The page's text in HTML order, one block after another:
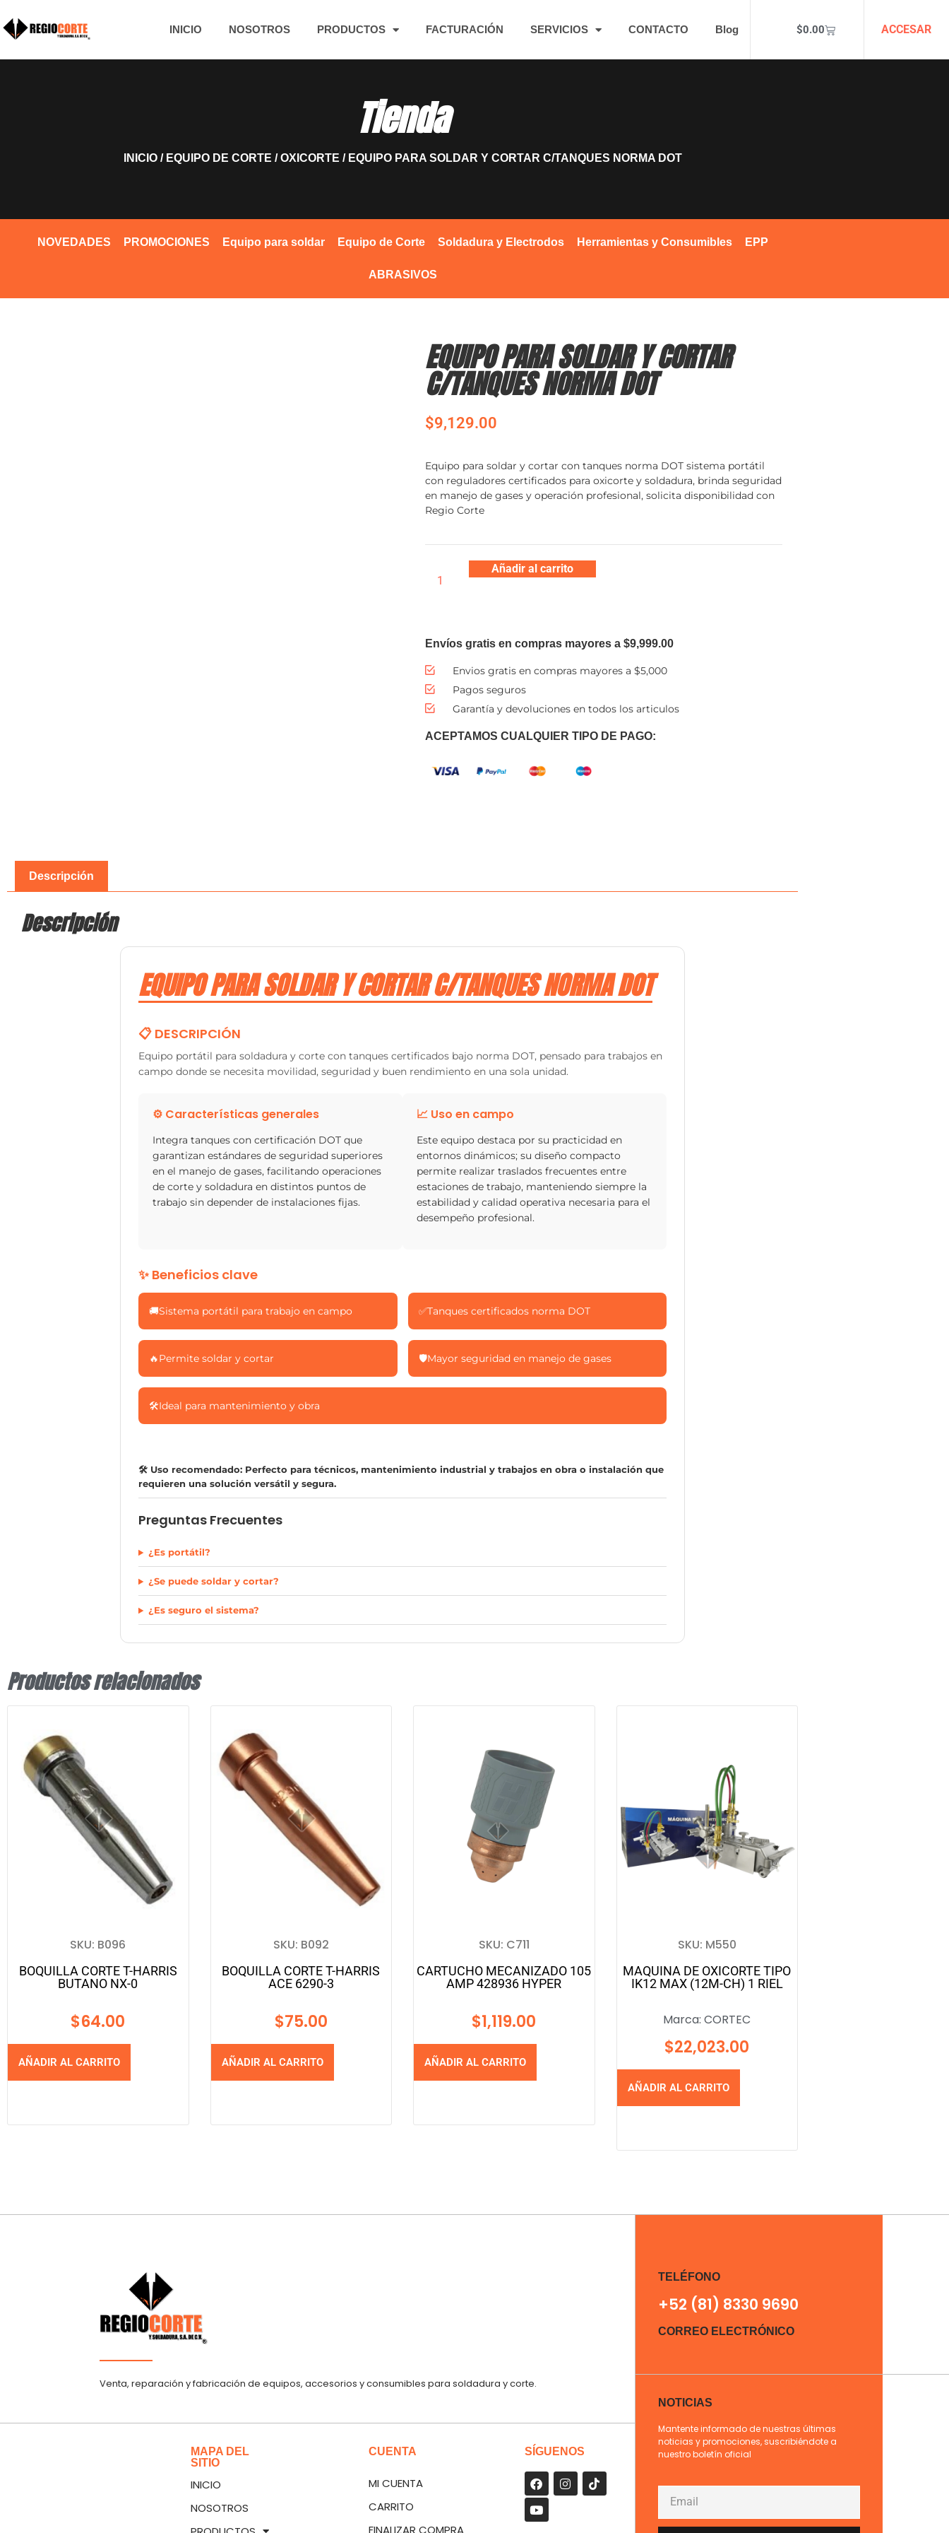
INICIO NOSOTROS PRODUCTOS FACTURACIÓN SERVICIOS CONTACTO Blog $0.00 ACCESAR
Tienda
INICIO/ EQUIPO DE CORTE /OXICORTE / EQUIPO PARA SOLDAR Y CORTAR C/TANQUES NORMA DOT
NOVEDADES PROMOCIONES Equipo para soldar Equipo de Corte Soldadura y Electrodos Herramientas y Consumibles EPP
ABRASIVOS
EQUIPO PARA SOLDAR Y CORTAR
C/TANQUES NORMA DOT
$9,129.00
Equipo para soldar y cortar con tanques norma DOT sistema portátil
con reguladores certificados para oxicorte y soldadura, brinda seguridad
en manejo de gases y operación profesional, solicita disponibilidad con
Regio Corte
Añadir al carrito
Envíos gratis en compras mayores a $9,999.00
Envios gratis en compras mayores a $5,000
Pagos seguros
Garantía y devoluciones en todos los articulos
ACEPTAMOS CUALQUIER TIPO DE PAGO:
Descripción
Descripción
EQUIPO PARA SOLDAR Y CORTAR C/TANQUES NORMA DOT
📋 DESCRIPCIÓN
Equipo portátil para soldadura y corte con tanques certificados bajo norma DOT, pensado para trabajos en
campo donde se necesita movilidad, seguridad y buen rendimiento en una sola unidad.
⚙️ Características generales
Integra tanques con certificación DOT que
garantizan estándares de seguridad superiores
en el manejo de gases, facilitando operaciones
de corte y soldadura en distintos puntos de
trabajo sin depender de instalaciones fijas.
📈 Uso en campo
Este equipo destaca por su practicidad en
entornos dinámicos; su diseño compacto
permite realizar traslados frecuentes entre
estaciones de trabajo, manteniendo siempre la
estabilidad y calidad operativa necesaria para el
desempeño profesional.
✨ Beneficios clave
🚚Sistema portátil para trabajo en campo ✅Tanques certificados norma DOT
🔥Permite soldar y cortar 🛡️Mayor seguridad en manejo de gases
🛠️Ideal para mantenimiento y obra
🛠️ Uso recomendado: Perfecto para técnicos, mantenimiento industrial y trabajos en obra o instalación que
requieren una solución versátil y segura.
Preguntas Frecuentes
¿Es portátil?
¿Se puede soldar y cortar?
¿Es seguro el sistema?
Productos relacionados
SKU: B096
BOQUILLA CORTE T-HARRIS
BUTANO NX-0
$64.00
AÑADIR AL CARRITO
SKU: B092
BOQUILLA CORTE T-HARRIS
ACE 6290-3
$75.00
AÑADIR AL CARRITO
SKU: C711
CARTUCHO MECANIZADO 105
AMP 428936 HYPER
$1,119.00
AÑADIR AL CARRITO
SKU: M550
MAQUINA DE OXICORTE TIPO
IK12 MAX (12M-CH) 1 RIEL
Marca:CORTEC
$22,023.00
AÑADIR AL CARRITO
Venta, reparación y fabricación de equipos, accesorios y consumibles para soldadura y corte.
MAPA DEL
SITIO
INICIO
NOSOTROS
CUENTA
MI CUENTA
CARRITO
FINALIZAR COMPRA
SÍGUENOS
TELÉFONO
+52 (81) 8330 9690
CORREO ELECTRÓNICO
NOTICIAS
Mantente informado de nuestras últimas
noticias y promociones, suscribiéndote a
nuestro boletín oficial